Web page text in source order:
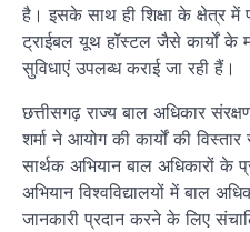
है। इसके साथ ही शिक्षा के क्षेत्र में
ट्राईबल यूथ हॉस्टल जैसे कार्यों के
सुविधाएं उपलब्ध कराई जा रही हैं।
छत्तीसगढ़ राज्य बाल अधिकार
शर्मा ने आयोग की कार्यों की
सार्थक अभियान बाल अधिकारों के
अभियान विश्वविद्यालयों में बाल
जानकारी प्रदान करने के लिए